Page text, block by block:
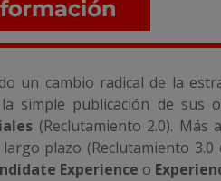
un cambio radical de la
simple publicación de sus
(Reclutamiento 2.0).
plazo (Reclutamiento
Experience o